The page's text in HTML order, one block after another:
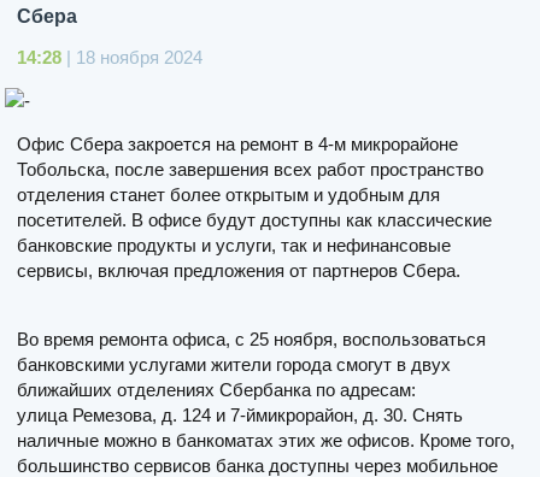
Сбера
14:28 | 18 ноября 2024
Офис Сбера закроется на ремонт в 4-м микрорайоне
Тобольска, после завершения всех работ пространство
отделения станет более открытым и удобным для
посетителей. В офисе будут доступны как классические
банковские продукты и услуги, так и нефинансовые
сервисы, включая предложения от партнеров Сбера.
Во время ремонта офиса, с 25 ноября, воспользоваться
банковскими услугами жители города смогут в двух
ближайших отделениях Сбербанка по адресам:
улица Ремезова, д. 124 и 7-ймикрорайон, д. 30. Снять
наличные можно в банкоматах этих же офисов. Кроме того,
большинство сервисов банка доступны через мобильное